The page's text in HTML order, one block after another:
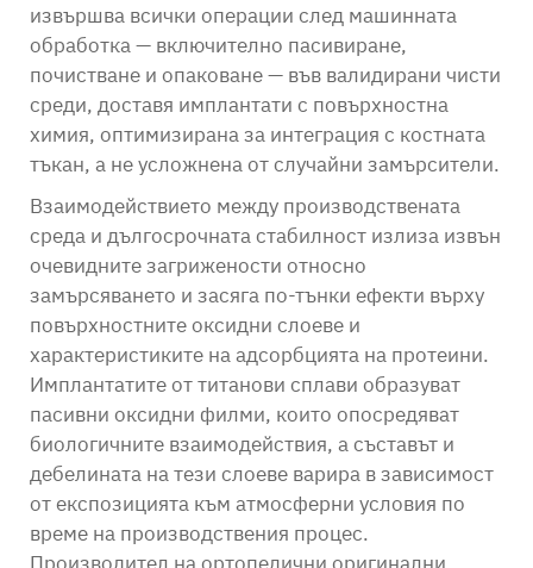
извършва всички операции след машинната
обработка — включително пасивиране,
почистване и опаковане — във валидирани чисти
среди, доставя имплантати с повърхностна
химия, оптимизирана за интеграция с костната
тъкан, а не усложнена от случайни замърсители.
Взаимодействието между производствената
среда и дългосрочната стабилност излиза извън
очевидните загрижености относно
замърсяването и засяга по-тънки ефекти върху
повърхностните оксидни слоеве и
характеристиките на адсорбцията на протеини.
Имплантатите от титанови сплави образуват
пасивни оксидни филми, които опосредяват
биологичните взаимодействия, а съставът и
дебелината на тези слоеве варира в зависимост
от експозицията към атмосферни условия по
време на производствения процес.
Производител на ортопедични оригинални